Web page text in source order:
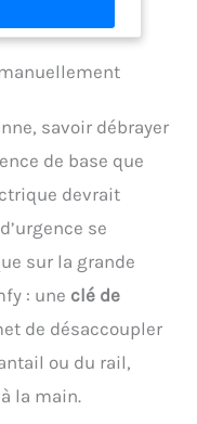
des tests de
d'un grand écran
jusqu'en 1999,
et compacte
d'une seule
pile AAA 2 x 1,5
de la batterie
régler l'appareil
la lecture des
suspendre le
inclus.
savoir débrayer
de base que
devrait
se
sur la grande
: une clé de
de désaccoupler
ou du rail,
la main.